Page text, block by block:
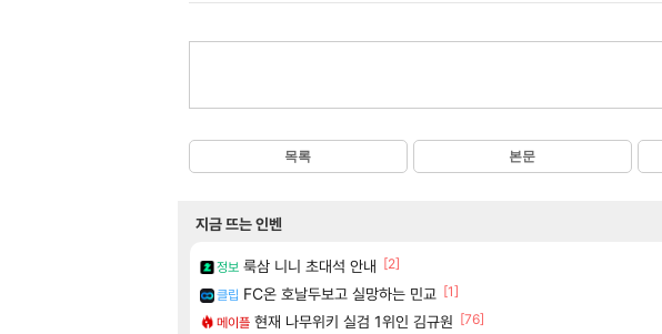
목록 본문
지금 뜨는 인벤
정보 룩삼 니니 초대석 안내 [2]
클립 FC온 호날두보고 실망하는 민교 [1]
메이플 현재 나무위키 실검 1위인 김규원 [76]